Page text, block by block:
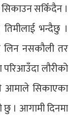
सकिँदैन ।
भन्दैछु ।
लिन नसकौली तर
परिआउँदा लौरीको
आमाले सिकाएका
। आगामी दिनमा